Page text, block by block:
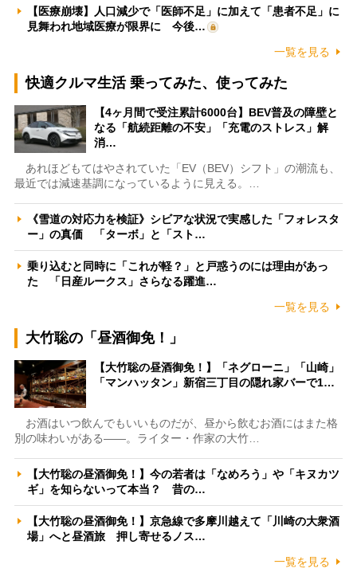
【医療崩壊】人口減少で「医師不足」に加えて「患者不足」に
見舞われ地域医療が限界に 今後…
一覧を見る
快適クルマ生活 乗ってみた、使ってみた
【4ヶ月間で受注累計6000台】BEV普及の障壁と
なる「航続距離の不安」「充電のストレス」解
消…
あれほどもてはやされていた「EV（BEV）シフト」の潮流も、
最近では減速基調になっているように見える。…
《雪道の対応力を検証》シビアな状況で実感した「フォレスタ
ー」の真価 「ターボ」と「スト…
乗り込むと同時に「これが軽？」と戸惑うのには理由があっ
た 「日産ルークス」さらなる躍進…
一覧を見る
大竹聡の「昼酒御免！」
【大竹聡の昼酒御免！】「ネグローニ」「山崎」
「マンハッタン」新宿三丁目の隠れ家バーで1…
お酒はいつ飲んでもいいものだが、昼から飲むお酒にはまた格
別の味わいがある――。ライター・作家の大竹…
【大竹聡の昼酒御免！】今の若者は「なめろう」や「キヌカツ
ギ」を知らないって本当？ 昔の…
【大竹聡の昼酒御免！】京急線で多摩川越えて「川崎の大衆酒
場」へと昼酒旅 押し寄せるノス…
一覧を見る